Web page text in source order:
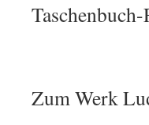
Zum Werk